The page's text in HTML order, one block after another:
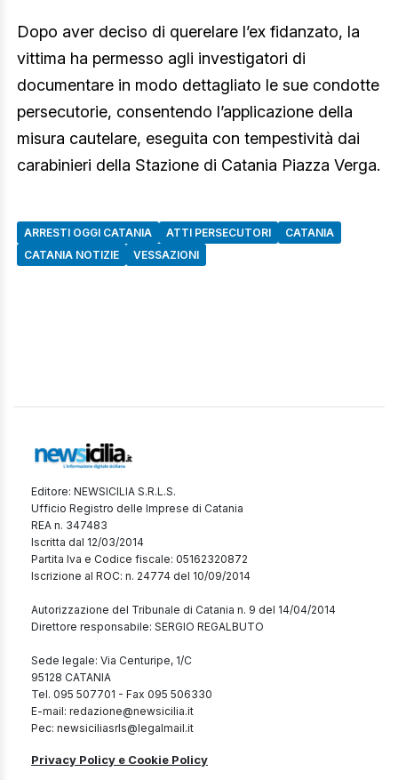
Dopo aver deciso di querelare l’ex fidanzato, la
vittima ha permesso agli investigatori di
documentare in modo dettagliato le sue condotte
persecutorie, consentendo l’applicazione della
misura cautelare, eseguita con tempestività dai
carabinieri della Stazione di Catania Piazza Verga.
ARRESTI OGGI CATANIA ATTI PERSECUTORI
CATANIA
CATANIA NOTIZIE
VESSAZIONI
Editore: NEWSICILIA S.R.L.S.
Ufficio Registro delle Imprese di Catania
REA n. 347483
Iscritta dal 12/03/2014
Partita Iva e Codice fiscale: 05162320872
Iscrizione al ROC: n. 24774 del 10/09/2014
Autorizzazione del Tribunale di Catania n. 9 del 14/04/2014
Direttore responsabile: SERGIO REGALBUTO
Sede legale: Via Centuripe, 1/C
95128 CATANIA
Tel. 095 507701 - Fax 095 506330
E-mail: redazione@newsicilia.it
Pec: newsiciliasrls@legalmail.it
Privacy Policy e Cookie Policy